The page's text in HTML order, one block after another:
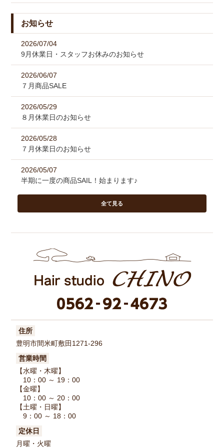
お知らせ
2026/07/04
9月休業日・スタッフお休みのお知らせ
2026/06/07
７月商品SALE
2026/05/29
８月休業日のお知らせ
2026/05/28
７月休業日のお知らせ
2026/05/07
半期に一度の商品SAIL！始まります♪
全て見る
住所
豊明市間米町敷田1271-296
営業時間
【水曜・木曜】
10：00 ～ 19：00
【金曜】
10：00 ～ 20：00
【土曜・日曜】
9：00 ～ 18：00
定休日
月曜・火曜